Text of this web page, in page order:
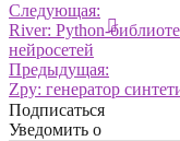
Следующая:
River: Python-
нейросетей
Предыдущая:
Zpy: генератор
Подписаться
Уведомить о